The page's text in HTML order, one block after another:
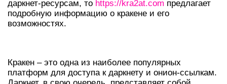
даркнет-ресурсам, то https://kra2at.com предлагает
подробную информацию о кракене и его
возможностях.
Кракен – это одна из наиболее популярных
платформ для доступа к даркнету и онион-ссылкам.